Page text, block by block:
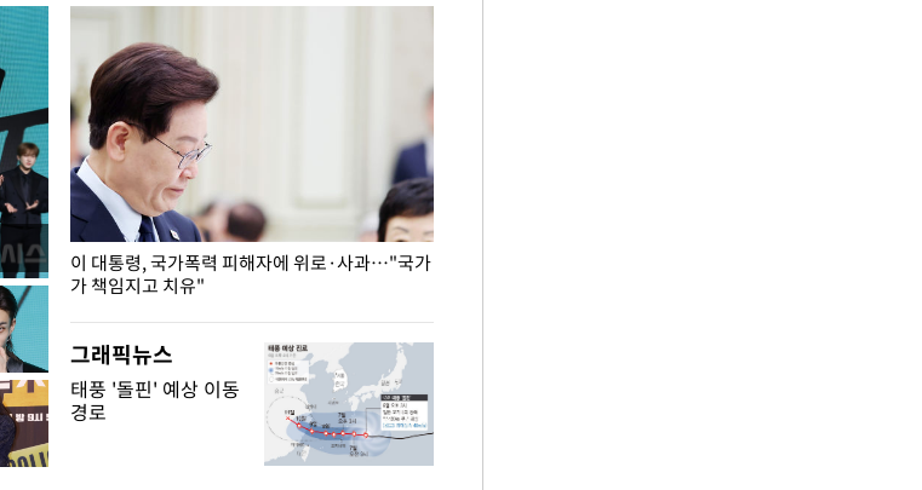
이 대통령, 국가폭력 피해자에 위로·사과…"국가
가 책임지고 치유"
그래픽뉴스
태풍 '돌핀' 예상 이동
경로